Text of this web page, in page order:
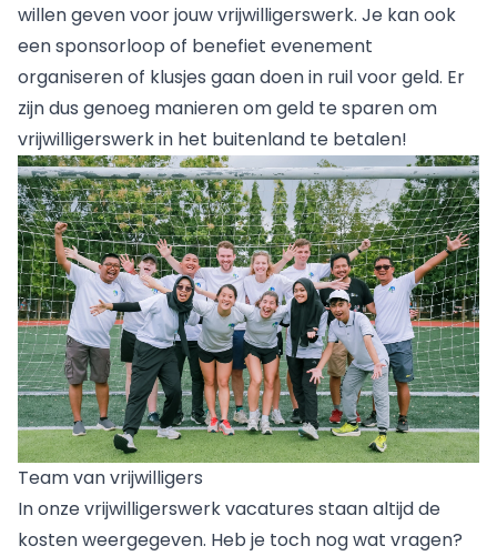
willen geven voor jouw vrijwilligerswerk. Je kan ook
een sponsorloop of benefiet evenement
organiseren of klusjes gaan doen in ruil voor geld. Er
zijn dus genoeg manieren om geld te sparen om
vrijwilligerswerk in het buitenland te betalen!
Team van vrijwilligers
In onze vrijwilligerswerk vacatures staan altijd de
kosten weergegeven. Heb je toch nog wat vragen?